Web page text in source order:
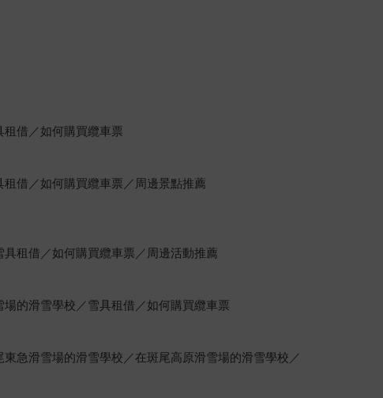
借／如何購買纜車票
借／如何購買纜車票／周邊景點推薦
租借／如何購買纜車票／周邊活動推薦
的滑雪學校／雪具租借／如何購買纜車票
急滑雪場的滑雪學校／在斑尾高原滑雪場的滑雪學校／